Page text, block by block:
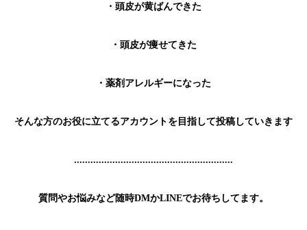
・頭皮が黄ばんできた
・頭皮が痩せてきた
・薬剤アレルギーになった
そんな方のお役に立てるアカウントを目指して投稿していきます
..........................................................
質問やお悩みなど随時DMかLINEでお待ちしてます。